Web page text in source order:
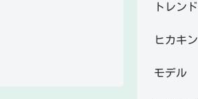
トレンド
ヒカキン
モデル